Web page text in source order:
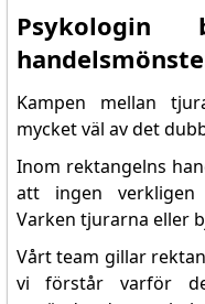
Psykologin
Kampen mellan
mycket väl av det
Inom rektangelns
att ingen verkligen
Varken tjurarna eller
Vårt team gillar
vi förstår varför